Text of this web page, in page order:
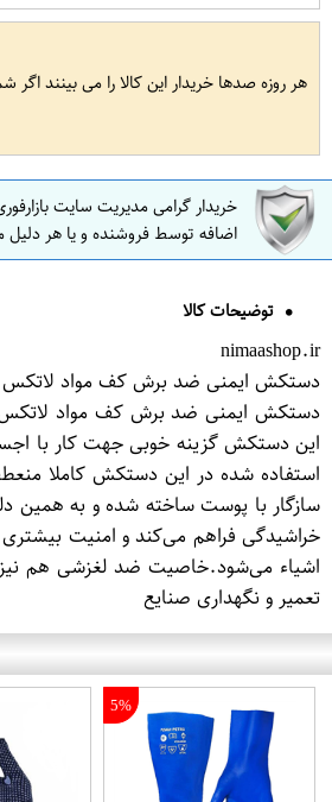
هر روزه صدها خریدار این کالا را می بینند اگر
خریدار گرامی مدیریت سایت
اضافه توسط فروشنده و یا هر
توضیحات کالا
nimaashop.ir
دستکش ایمنی ضد برش کف مواد
این دستکش گزینه خوبی جهت کار با
استفاده شده در این دستکش کاملا
سازگار با پوست ساخته شده و به همین
خراشیدگی فراهم می‌کند و امنیت
اشیاء می‌شود.خاصیت ضد لغزشی هم نیز
تعمیر و نگهداری صنایع
5%